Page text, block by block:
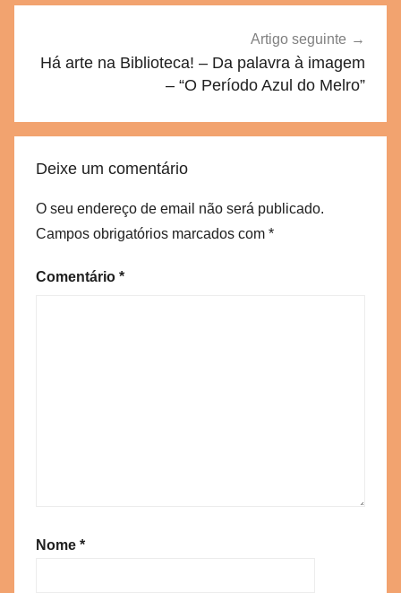
Artigo seguinte
Há arte na Biblioteca! – Da palavra à imagem
– “O Período Azul do Melro”
Deixe um comentário
O seu endereço de email não será publicado.
Campos obrigatórios marcados com *
Comentário *
Nome *